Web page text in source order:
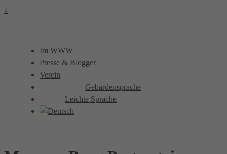
↓
Im WWW
Presse & Blogger
Verein
Gebärdensprache
Leichte Sprache